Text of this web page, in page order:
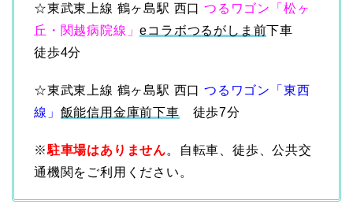
☆東武東上線 鶴ヶ島駅 西口つるワゴン「松ヶ
丘・関越病院線」eコラボつるがしま前下車
徒歩4分
☆東武東上線 鶴ヶ島駅 西口つるワゴン「東西
線」 飯能信用金庫前下車 徒歩7分
※駐車場はありません。自転車、徒歩、公共交
通機関をご利用ください。